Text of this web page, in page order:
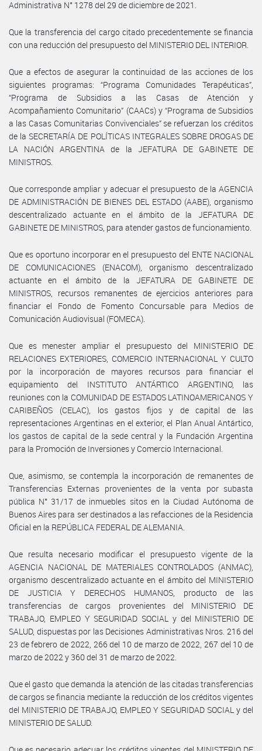
Administrativa N° 1278 del 29 de diciembre de 2021.
Que la transferencia del cargo citado precedentemente se financia
con una reducción del presupuesto del MINISTERIO DEL INTERIOR.
Que a efectos de asegurar la continuidad de las acciones de los
siguientes programas: “Programa Comunidades Terapéuticas”,
“Programa de Subsidios a las Casas de Atención y
Acompañamiento Comunitario” (CAACs) y “Programa de Subsidios
a las Casas Comunitarias Convivenciales” se refuerzan los créditos
de la SECRETARÍA DE POLÍTICAS INTEGRALES SOBRE DROGAS DE
LA NACIÓN ARGENTINA de la JEFATURA DE GABINETE DE
MINISTROS.
Que corresponde ampliar y adecuar el presupuesto de la AGENCIA
DE ADMINISTRACIÓN DE BIENES DEL ESTADO (AABE), organismo
descentralizado actuante en el ámbito de la JEFATURA DE
GABINETE DE MINISTROS, para atender gastos de funcionamiento.
Que es oportuno incorporar en el presupuesto del ENTE NACIONAL
DE COMUNICACIONES (ENACOM), organismo descentralizado
actuante en el ámbito de la JEFATURA DE GABINETE DE
MINISTROS, recursos remanentes de ejercicios anteriores para
financiar el Fondo de Fomento Concursable para Medios de
Comunicación Audiovisual (FOMECA).
Que es menester ampliar el presupuesto del MINISTERIO DE
RELACIONES EXTERIORES, COMERCIO INTERNACIONAL Y CULTO
por la incorporación de mayores recursos para financiar el
equipamiento del INSTITUTO ANTÁRTICO ARGENTINO, las
reuniones con la COMUNIDAD DE ESTADOS LATINOAMERICANOS Y
CARIBEÑOS (CELAC), los gastos fijos y de capital de las
representaciones Argentinas en el exterior, el Plan Anual Antártico,
los gastos de capital de la sede central y la Fundación Argentina
para la Promoción de Inversiones y Comercio Internacional.
Que, asimismo, se contempla la incorporación de remanentes de
Transferencias Externas provenientes de la venta por subasta
pública N° 31/17 de inmuebles sitos en la Ciudad Autónoma de
Buenos Aires para ser destinados a las refacciones de la Residencia
Oficial en la REPÚBLICA FEDERAL DE ALEMANIA.
Que resulta necesario modificar el presupuesto vigente de la
AGENCIA NACIONAL DE MATERIALES CONTROLADOS (ANMAC),
organismo descentralizado actuante en el ámbito del MINISTERIO
DE JUSTICIA Y DERECHOS HUMANOS, producto de las
transferencias de cargos provenientes del MINISTERIO DE
TRABAJO, EMPLEO Y SEGURIDAD SOCIAL y del MINISTERIO DE
SALUD, dispuestas por las Decisiones Administrativas Nros. 216 del
23 de febrero de 2022, 266 del 10 de marzo de 2022, 267 del 10 de
marzo de 2022 y 360 del 31 de marzo de 2022.
Que el gasto que demanda la atención de las citadas transferencias
de cargos se financia mediante la reducción de los créditos vigentes
del MINISTERIO DE TRABAJO, EMPLEO Y SEGURIDAD SOCIAL y del
MINISTERIO DE SALUD.